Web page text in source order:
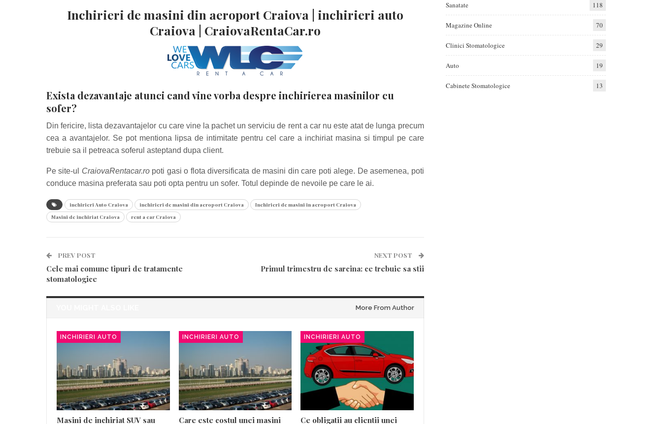
Inchirieri de masini din aeroport Craiova | inchirieri auto
Craiova | CraiovaRentaCar.ro
Exista dezavantaje atunci cand vine vorba despre inchirierea masinilor cu
sofer?
Din fericire, lista dezavantajelor cu care vine la pachet un serviciu de rent a car nu este atat de lunga precum
cea a avantajelor. Se pot mentiona lipsa de intimitate pentru cel care a inchiriat masina si timpul pe care
trebuie sa il petreaca soferul asteptand dupa client.
Pe site-ul CraiovaRentacar.ropoti gasi o flota diversificata de masini din care poti alege. De asemenea, poti
conduce masina preferata sau poti opta pentru un sofer. Totul depinde de nevoile pe care le ai.
inchirieri Auto Craiova inchirieri de masini din aeroport Craiova
Inchirieri de masini in aeroport Craiova
Masini de inchiriat Craiova
rent a car Craiova
PREV POST
Cele mai comune tipuri de tratamente
stomatologice
NEXT POST
Primul trimestru de sarcina: ce trebuie sa stii
More From Author
INCHIRIERI AUTO
Masini de inchiriat SUV sau
INCHIRIERI AUTO
Care este costul unei masini
INCHIRIERI AUTO
Ce obligatii au clientii unei
Sanatate 118
Magazine Online 70
Clinici Stomatologice 29
Auto 19
Cabinete Stomatologice 13